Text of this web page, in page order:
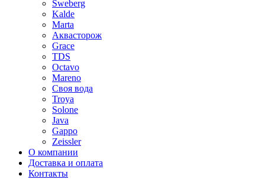
Sweberg
Kalde
Marta
Аквасторож
Grace
TDS
Octavo
Mareno
Своя вода
Troya
Solone
Java
Gappo
Zeissler
О компании
Доставка и оплата
Контакты